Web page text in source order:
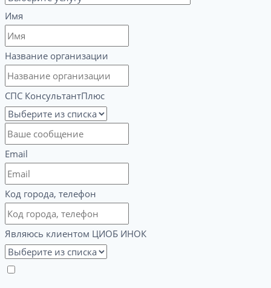
Имя
Название организации
СПС КонсультантПлюс
Email
Код города, телефон
Являюсь клиентом ЦИОБ ИНОК